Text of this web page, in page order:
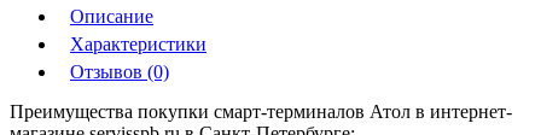
Описание
Характеристики
Отзывов (0)
Преимущества покупки смарт-терминалов Атол в интернет-